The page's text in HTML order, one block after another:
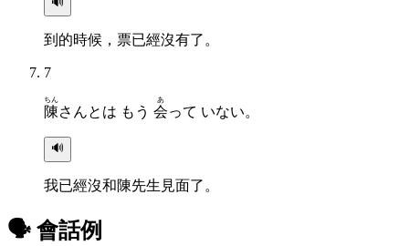
到的時候，票已經沒有了。
7
陳
ちん
さんとは もう 会
あ
って いない。
🔊
我已經沒和陳先生見面了。
🗣 會話例